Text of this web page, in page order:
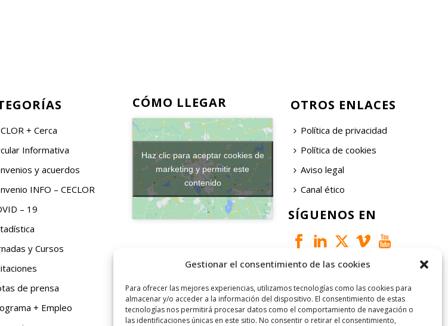
Gestionar el consentimiento de las cookies
Para ofrecer las mejores experiencias, utilizamos tecnologías como las cookies para
almacenar y/o acceder a la información del dispositivo. El consentimiento de estas
tecnologías nos permitirá procesar datos como el comportamiento de navegación o
las identificaciones únicas en este sitio. No consentir o retirar el consentimiento,
+ Cerca
Informativa
y acuerdos
INFO – CECLOR
– 19
y Cursos
de prensa
+ Empleo
CÓMO LLEGAR
Haz clic para aceptar cookies de
marketing y permitir este
contenido
OTROS ENLACES
Política de privacidad
Política de cookies
Aviso legal
Canal ético
SÍGUENOS EN